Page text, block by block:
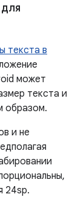
текста в
может
текста и
образом.
и не
24sp.